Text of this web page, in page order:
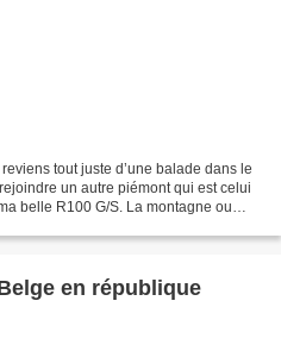
tout juste d’une balade dans le
un autre piémont qui est celui
belle R100 G/S. La montagne ou
en république